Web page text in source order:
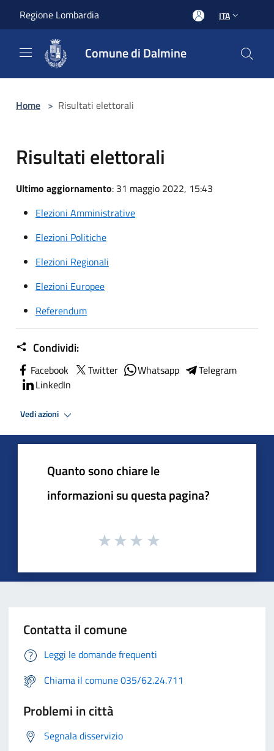
Regione Lombardia ITA
Comune di Dalmine
Home > Risultati elettorali
Risultati elettorali
Ultimo aggiornamento: 31 maggio 2022, 15:43
Elezioni Amministrative
Elezioni Politiche
Elezioni Regionali
Elezioni Europee
Referendum
Condividi:
Facebook Twitter Whatsapp
Telegram
LinkedIn
Vedi azioni
Quanto sono chiare le
informazioni su questa pagina?
Contatta il comune
Leggi le domande frequenti
Chiama il comune 035/62.24.711
Problemi in città
Segnala disservizio